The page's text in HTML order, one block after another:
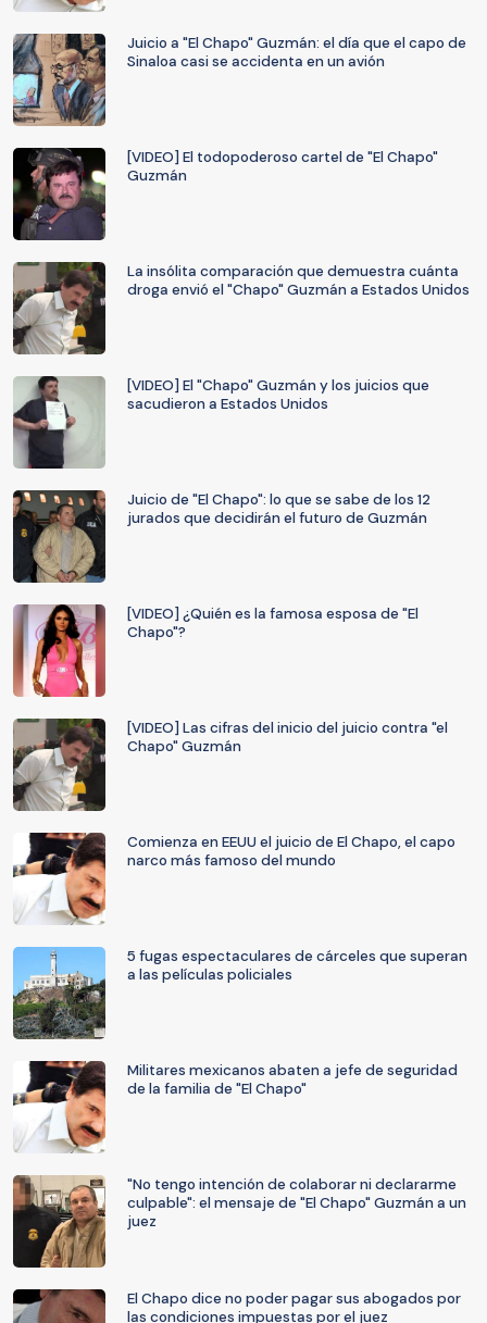
Juicio a "El Chapo" Guzmán: el día que el capo de
Sinaloa casi se accidenta en un avión
[VIDEO] El todopoderoso cartel de "El Chapo"
Guzmán
La insólita comparación que demuestra cuánta
droga envió el "Chapo" Guzmán a Estados Unidos
[VIDEO] El "Chapo" Guzmán y los juicios que
sacudieron a Estados Unidos
Juicio de "El Chapo": lo que se sabe de los 12
jurados que decidirán el futuro de Guzmán
[VIDEO] ¿Quién es la famosa esposa de "El
Chapo"?
[VIDEO] Las cifras del inicio del juicio contra "el
Chapo" Guzmán
Comienza en EEUU el juicio de El Chapo, el capo
narco más famoso del mundo
5 fugas espectaculares de cárceles que superan
a las películas policiales
Militares mexicanos abaten a jefe de seguridad
de la familia de "El Chapo"
"No tengo intención de colaborar ni declararme
culpable": el mensaje de "El Chapo" Guzmán a un
juez
El Chapo dice no poder pagar sus abogados por
las condiciones impuestas por el juez